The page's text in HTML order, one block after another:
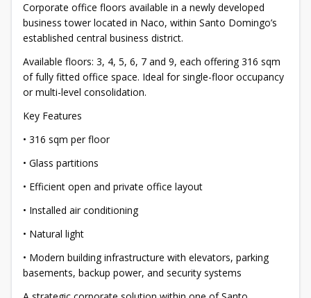
Corporate office floors available in a newly developed
business tower located in Naco, within Santo Domingo’s
established central business district.
Available floors: 3, 4, 5, 6, 7 and 9, each offering 316 sqm
of fully fitted office space. Ideal for single-floor occupancy
or multi-level consolidation.
Key Features
• 316 sqm per floor
• Glass partitions
• Efficient open and private office layout
• Installed air conditioning
• Natural light
• Modern building infrastructure with elevators, parking
basements, backup power, and security systems